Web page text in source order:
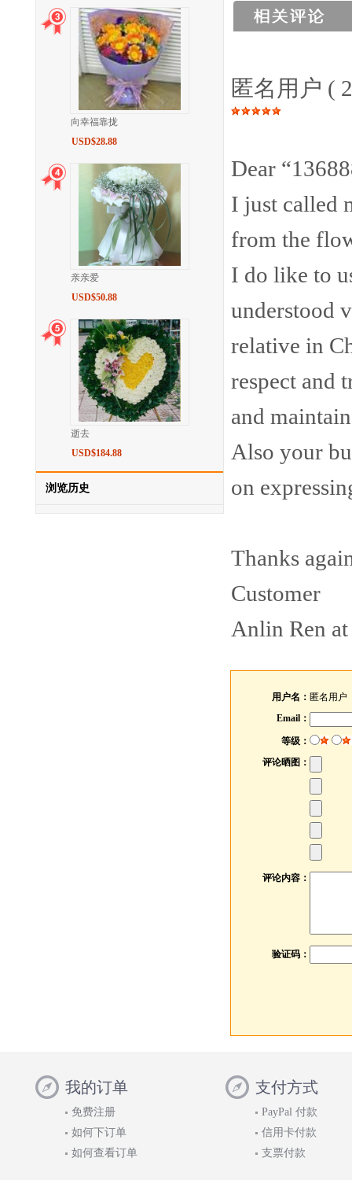
向幸福靠拢
USD$28.88
亲亲爱
USD$50.88
逝去
USD$184.88
浏览历史
匿名用户 (
Dear
I just called
from the
I do like to
understood
relative in
respect and
and
Also your
on
Thanks
Customer
Anlin Ren
用户名： 匿名用户
Email：
等级：
评论晒图：
评论内容：
验证码：
我的订单
免费注册
如何下订单
如何查看订单
支付方式
PayPal 付款
信用卡付款
支票付款